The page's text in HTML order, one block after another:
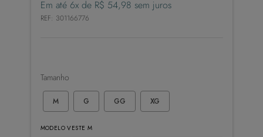
Em até 6x de R$ 54,98 sem juros
REF: 301166776
Tamanho
M G XG
GG
MODELO VESTE M